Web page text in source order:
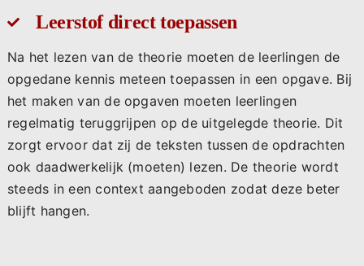
Leerstof direct toepassen
Na het lezen van de theorie moeten de leerlingen de
opgedane kennis meteen toepassen in een opgave. Bij
het maken van de opgaven moeten leerlingen
regelmatig teruggrijpen op de uitgelegde theorie. Dit
zorgt ervoor dat zij de teksten tussen de opdrachten
ook daadwerkelijk (moeten) lezen. De theorie wordt
steeds in een context aangeboden zodat deze beter
blijft hangen.